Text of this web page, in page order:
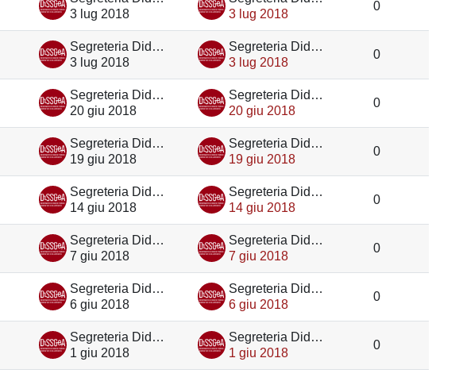
3 lug 2018
3 lug 2018
0
Segreteria Didattica DiSSGeA
3 lug 2018
Segreteria Didattica DiSSGeA
3 lug 2018
0
Segreteria Didattica DiSSGeA
20 giu 2018
Segreteria Didattica DiSSGeA
20 giu 2018
0
Segreteria Didattica DiSSGeA
19 giu 2018
Segreteria Didattica DiSSGeA
19 giu 2018
0
Segreteria Didattica DiSSGeA
14 giu 2018
Segreteria Didattica DiSSGeA
14 giu 2018
0
Segreteria Didattica DiSSGeA
7 giu 2018
Segreteria Didattica DiSSGeA
7 giu 2018
0
Segreteria Didattica DiSSGeA
6 giu 2018
Segreteria Didattica DiSSGeA
6 giu 2018
0
Segreteria Didattica DiSSGeA
1 giu 2018
Segreteria Didattica DiSSGeA
1 giu 2018
0